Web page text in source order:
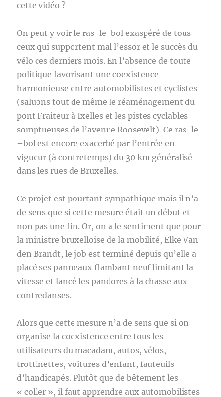
cette vidéo ?
On peut y voir le ras-le-bol exaspéré de tous
ceux qui supportent mal l’essor et le succès du
vélo ces derniers mois. En l’absence de toute
politique favorisant une coexistence
harmonieuse entre automobilistes et cyclistes
(saluons tout de même le réaménagement du
pont Fraiteur à Ixelles et les pistes cyclables
somptueuses de l’avenue Roosevelt). Ce ras-le
–bol est encore exacerbé par l’entrée en
vigueur (à contretemps) du 30 km généralisé
dans les rues de Bruxelles.
Ce projet est pourtant sympathique mais il n’a
de sens que si cette mesure était un début et
non pas une fin. Or, on a le sentiment que pour
la ministre bruxelloise de la mobilité, Elke Van
den Brandt, le job est terminé depuis qu’elle a
placé ses panneaux flambant neuf limitant la
vitesse et lancé les pandores à la chasse aux
contredanses.
Alors que cette mesure n’a de sens que si on
organise la coexistence entre tous les
utilisateurs du macadam, autos, vélos,
trottinettes, voitures d’enfant, fauteuils
d’handicapés. Plutôt que de bêtement les
« coller », il faut apprendre aux automobilistes